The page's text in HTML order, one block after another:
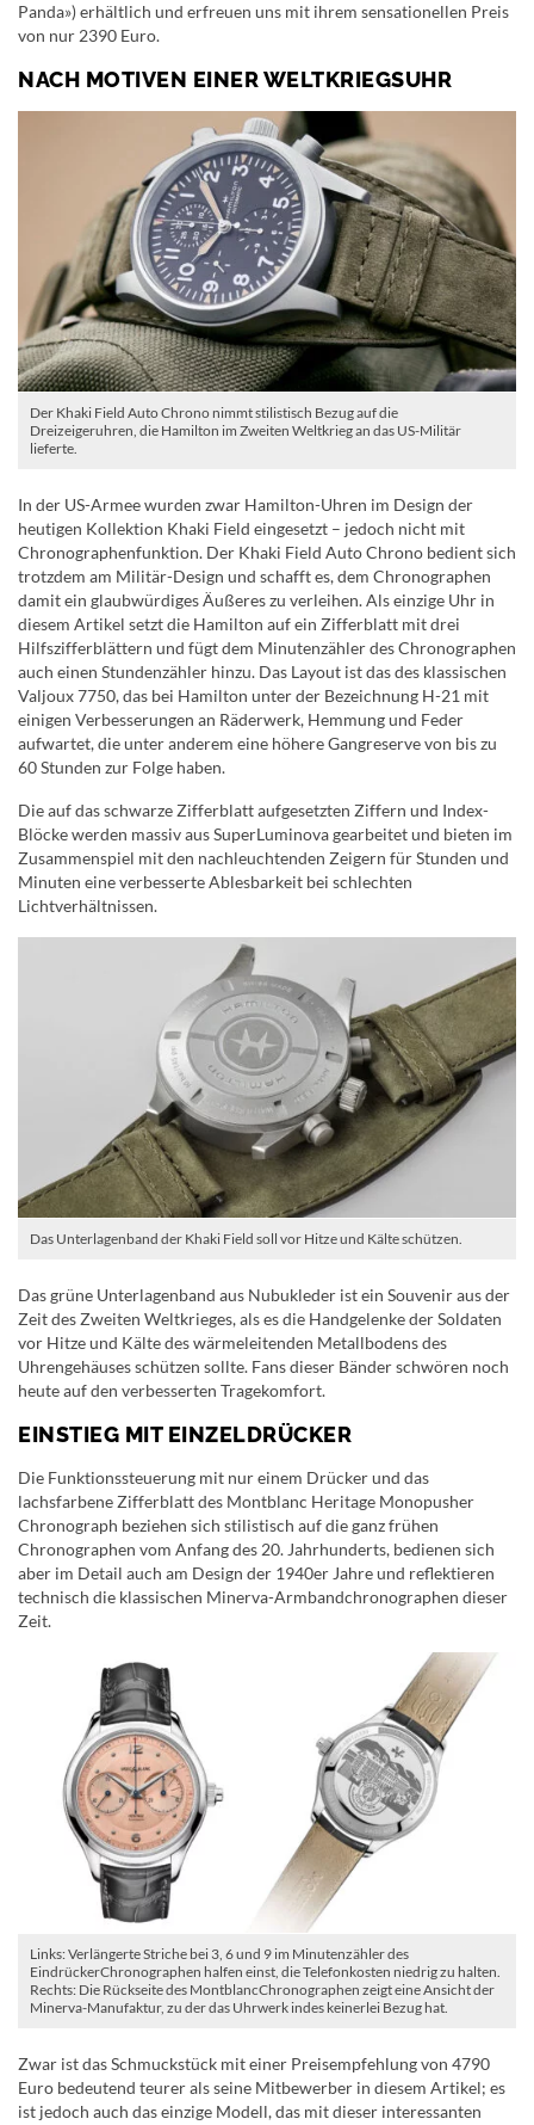
Panda») erhältlich und erfreuen uns mit ihrem sensationellen Preis
von nur 2390 Euro.
NACH MOTIVEN EINER WELTKRIEGSUHR
Der Khaki Field Auto Chrono nimmt stilistisch Bezug auf die
Dreizeigeruhren, die Hamilton im Zweiten Weltkrieg an das US-Militär
lieferte.
In der US-Armee wurden zwar Hamilton-Uhren im Design der
heutigen Kollektion Khaki Field eingesetzt – jedoch nicht mit
Chronographenfunktion. Der Khaki Field Auto Chrono bedient sich
trotzdem am Militär-Design und schafft es, dem Chronographen
damit ein glaubwürdiges Äußeres zu verleihen. Als einzige Uhr in
diesem Artikel setzt die Hamilton auf ein Zifferblatt mit drei
Hilfszifferblättern und fügt dem Minutenzähler des Chronographen
auch einen Stundenzähler hinzu. Das Layout ist das des klassischen
Valjoux 7750, das bei Hamilton unter der Bezeichnung H-21 mit
einigen Verbesserungen an Räderwerk, Hemmung und Feder
aufwartet, die unter anderem eine höhere Gangreserve von bis zu
60 Stunden zur Folge haben.
Die auf das schwarze Zifferblatt aufgesetzten Ziffern und Index-
Blöcke werden massiv aus SuperLuminova gearbeitet und bieten im
Zusammenspiel mit den nachleuchtenden Zeigern für Stunden und
Minuten eine verbesserte Ablesbarkeit bei schlechten
Lichtverhältnissen.
Das Unterlagenband der Khaki Field soll vor Hitze und Kälte schützen.
Das grüne Unterlagenband aus Nubukleder ist ein Souvenir aus der
Zeit des Zweiten Weltkrieges, als es die Handgelenke der Soldaten
vor Hitze und Kälte des wärmeleitenden Metallbodens des
Uhrengehäuses schützen sollte. Fans dieser Bänder schwören noch
heute auf den verbesserten Tragekomfort.
EINSTIEG MIT EINZELDRÜCKER
Die Funktionssteuerung mit nur einem Drücker und das
lachsfarbene Zifferblatt des Montblanc Heritage Monopusher
Chronograph beziehen sich stilistisch auf die ganz frühen
Chronographen vom Anfang des 20. Jahrhunderts, bedienen sich
aber im Detail auch am Design der 1940er Jahre und reflektieren
technisch die klassischen Minerva-Armbandchronographen dieser
Zeit.
Links: Verlängerte Striche bei 3, 6 und 9 im Minutenzähler des
EindrückerChronographen halfen einst, die Telefonkosten niedrig zu halten.
Rechts: Die Rückseite des MontblancChronographen zeigt eine Ansicht der
Minerva-Manufaktur, zu der das Uhrwerk indes keinerlei Bezug hat.
Zwar ist das Schmuckstück mit einer Preisempfehlung von 4790
Euro bedeutend teurer als seine Mitbewerber in diesem Artikel; es
ist jedoch auch das einzige Modell, das mit dieser interessanten